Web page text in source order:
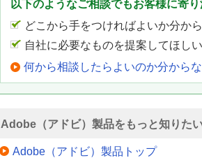
以下のようなご相談でもお客様に寄
どこから手をつければよいか分か
自社に必要なものを提案してほしい
何から相談したらよいのか分から
Adobe（アドビ）製品をもっと知りた
Adobe（アドビ）製品トップ